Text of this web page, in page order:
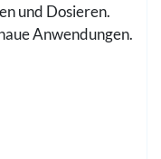
und Dosieren.
Anwendungen.